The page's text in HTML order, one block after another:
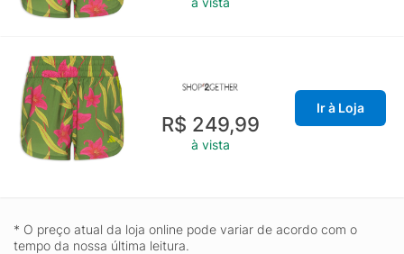
R$ 249,99
à vista
Ir à Loja
* O preço atual da loja online pode variar de acordo com o
tempo da nossa última leitura.